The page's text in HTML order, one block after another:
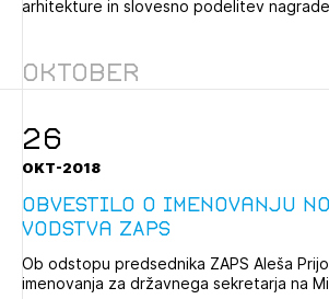
arhitekture in slovesno podelitev
Oktober
26
OKT-2018
Obvestilo o imenovanju
vodstva ZAPS
Ob odstopu predsednika ZAPS Aleša
imenovanja za državnega sekretarja na